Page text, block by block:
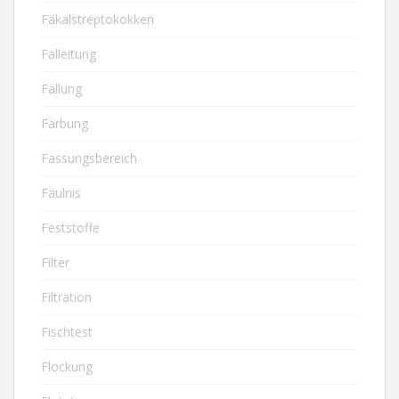
Fäkalstreptokokken
Falleitung
Fällung
Färbung
Fassungsbereich
Fäulnis
Feststoffe
Filter
Filtration
Fischtest
Flockung